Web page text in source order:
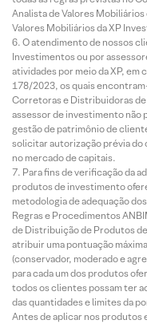
Analista de Valores
Valores Mobiliários da XP
O atendimento de nossos
Investimentos ou por
atividades por meio da XP, em
178/2023, os quais
Corretoras e Distribuidoras de
assessor de investimento não
gestão de patrimônio de
solicitar autorização prévia do
no mercado de capitais.
Para fins de verificação da
produtos de investimento
metodologia de adequação
Regras e Procedimentos
de Distribuição de Produtos
atribuir uma pontuação
(conservador, moderado e
para cada um dos produtos
todos os clientes possam ter
das quantidades e limites da
Antes de aplicar nos